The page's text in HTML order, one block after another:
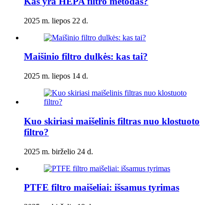
2025 m. liepos 22 d.
Maišinio filtro dulkės: kas tai?
2025 m. liepos 14 d.
Kuo skiriasi maišelinis filtras nuo klostuoto
filtro?
2025 m. birželio 24 d.
PTFE filtro maišeliai: išsamus tyrimas